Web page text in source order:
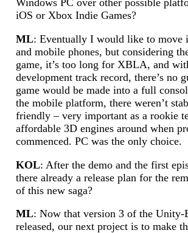
Windows PC over other possible
iOS or Xbox Indie Games?
ML: Eventually I would like to move
and mobile phones, but considering
game, it’s too long for XBLA, and
development track record, there’s no
game would be made into a full
the mobile platform, there weren’t
friendly – very important as a rookie
affordable 3D engines around when
commenced. PC was the only choice.
KOL: After the demo and the first
there already a release plan for the
of this new saga?
ML: Now that version 3 of the Unity-
released, our next project is to make